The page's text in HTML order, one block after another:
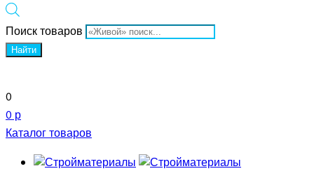
Поиск товаров
Найти
0
0 р
Каталог товаров